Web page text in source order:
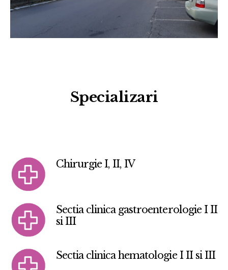
Specializari
Chirurgie I, II, IV
Sectia clinica gastroenterologie I II
si III
Sectia clinica hematologie I II si III